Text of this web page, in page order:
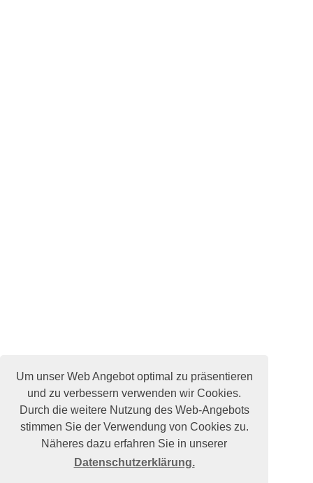
Um unser Web Angebot optimal zu präsentieren
und zu verbessern verwenden wir Cookies.
Durch die weitere Nutzung des Web-Angebots
stimmen Sie der Verwendung von Cookies zu.
Näheres dazu erfahren Sie in unserer
Datenschutzerklärung.